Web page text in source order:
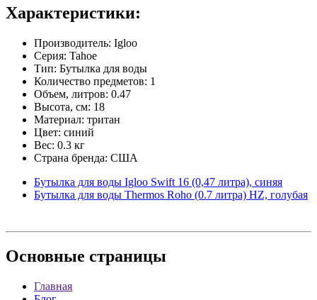
Характеристики:
Производитель: Igloo
Серия: Tahoe
Тип: Бутылка для воды
Количество предметов: 1
Объем, литров: 0.47
Высота, см: 18
Материал: тритан
Цвет: синий
Вес: 0.3 кг
Страна бренда: США
Бутылка для воды Igloo Swift 16 (0,47 литра), синяя
Бутылка для воды Thermos Roho (0.7 литра) HZ, голубая
Основные страницы
Главная